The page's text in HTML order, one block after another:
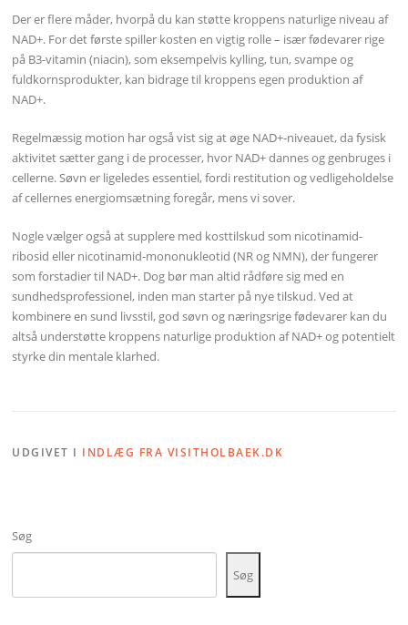
Der er flere måder, hvorpå du kan støtte kroppens naturlige niveau af
NAD+. For det første spiller kosten en vigtig rolle – især fødevarer rige
på B3-vitamin (niacin), som eksempelvis kylling, tun, svampe og
fuldkornsprodukter, kan bidrage til kroppens egen produktion af
NAD+.
Regelmæssig motion har også vist sig at øge NAD+-niveauet, da fysisk
aktivitet sætter gang i de processer, hvor NAD+ dannes og genbruges i
cellerne. Søvn er ligeledes essentiel, fordi restitution og vedligeholdelse
af cellernes energiomsætning foregår, mens vi sover.
Nogle vælger også at supplere med kosttilskud som nicotinamid-
ribosid eller nicotinamid-mononukleotid (NR og NMN), der fungerer
som forstadier til NAD+. Dog bør man altid rådføre sig med en
sundhedsprofessionel, inden man starter på nye tilskud. Ved at
kombinere en sund livsstil, god søvn og næringsrige fødevarer kan du
altså understøtte kroppens naturlige produktion af NAD+ og potentielt
styrke din mentale klarhed.
UDGIVET I INDLÆG FRA VISITHOLBAEK.DK
Søg
Søg